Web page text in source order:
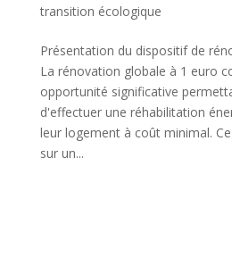
transition écologique
Présentation du dispositif de
La rénovation globale à 1 euro
opportunité significative
d'effectuer une réhabilitation
leur logement à coût minimal.
sur un...